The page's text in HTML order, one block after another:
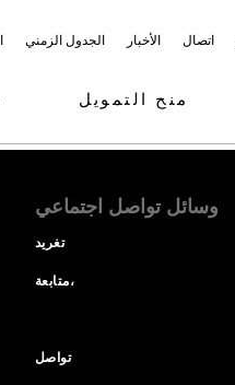
الجدول الزمني الأخبار اتصال
منح التمويل
وسائل تواصل اجتماعي
تغريد
متابعة،
تواصل